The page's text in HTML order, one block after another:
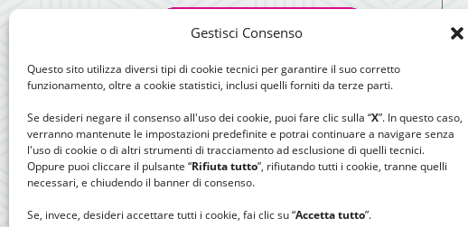
Gestisci Consenso
Questo sito utilizza diversi tipi di cookie tecnici per garantire il suo corretto
funzionamento, oltre a cookie statistici, inclusi quelli forniti da terze parti.
Se desideri negare il consenso all'uso dei cookie, puoi fare clic sulla “X”. In questo caso,
verranno mantenute le impostazioni predefinite e potrai continuare a navigare senza
l'uso di cookie o di altri strumenti di tracciamento ad esclusione di quelli tecnici.
Oppure puoi cliccare il pulsante “Rifiuta tutto”, rifiutando tutti i cookie, tranne quelli
necessari, e chiudendo il banner di consenso.
Se, invece, desideri accettare tutti i cookie, fai clic su “Accetta tutto”.